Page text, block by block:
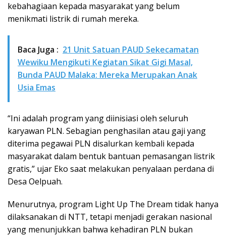
kebahagiaan kepada masyarakat yang belum
menikmati listrik di rumah mereka.
Baca Juga : 21 Unit Satuan PAUD Sekecamatan
Wewiku Mengikuti Kegiatan Sikat Gigi Masal,
Bunda PAUD Malaka: Mereka Merupakan Anak
Usia Emas
“Ini adalah program yang diinisiasi oleh seluruh
karyawan PLN. Sebagian penghasilan atau gaji yang
diterima pegawai PLN disalurkan kembali kepada
masyarakat dalam bentuk bantuan pemasangan listrik
gratis,” ujar Eko saat melakukan penyalaan perdana di
Desa Oelpuah.
Menurutnya, program Light Up The Dream tidak hanya
dilaksanakan di NTT, tetapi menjadi gerakan nasional
yang menunjukkan bahwa kehadiran PLN bukan